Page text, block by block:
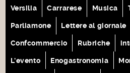
Versilia Carrarese Musica
Parliamone Lettere al giornale
Confcommercio Rubriche
L'evento Enogastronomia